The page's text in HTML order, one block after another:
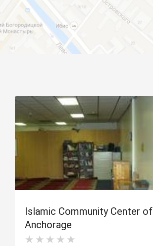
Islamic Community Center of
Anchorage